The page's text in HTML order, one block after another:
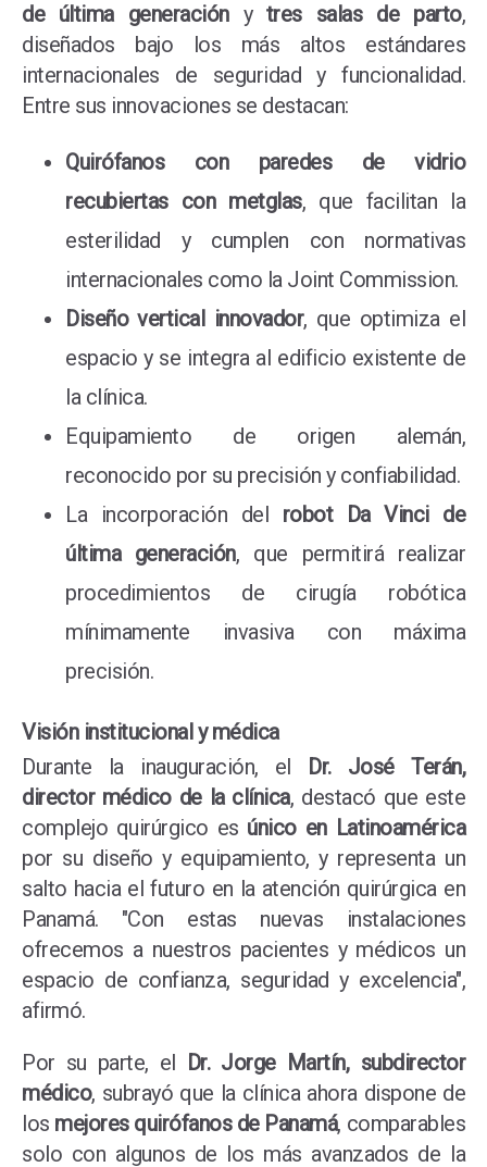
de última generacióny tres salas de parto,
diseñados bajo los más altos estándares
internacionales de seguridad y funcionalidad.
Entre sus innovaciones se destacan:
Quirófanos con paredes de vidrio
recubiertas con metglas, que facilitan la
esterilidad y cumplen con normativas
internacionales como la Joint Commission.
Diseño vertical innovador, que optimiza el
espacio y se integra al edificio existente de
la clínica.
Equipamiento de origen alemán,
reconocido por su precisión y confiabilidad.
La incorporación del robot Da Vinci de
última generación, que permitirá realizar
procedimientos de cirugía robótica
mínimamente invasiva con máxima
precisión.
Visión institucional y médica
Durante la inauguración, el
Dr. José Terán,
director médico de la clínica, destacó que este
complejo quirúrgico es único en Latinoamérica
por su diseño y equipamiento, y representa un
salto hacia el futuro en la atención quirúrgica en
Panamá. "Con estas nuevas instalaciones
ofrecemos a nuestros pacientes y médicos un
espacio de confianza, seguridad y excelencia",
afirmó.
Por su parte, el
Dr. Jorge Martín, subdirector
médico, subrayó que la clínica ahora dispone de
los mejores quirófanos de Panamá, comparables
solo con algunos de los más avanzados de la